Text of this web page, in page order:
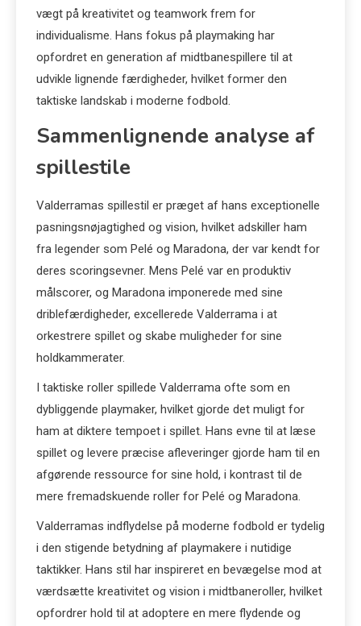
vægt på kreativitet og teamwork frem for
individualisme. Hans fokus på playmaking har
opfordret en generation af midtbanespillere til at
udvikle lignende færdigheder, hvilket former den
taktiske landskab i moderne fodbold.
Sammenlignende analyse af
spillestile
Valderramas spillestil er præget af hans exceptionelle
pasningsnøjagtighed og vision, hvilket adskiller ham
fra legender som Pelé og Maradona, der var kendt for
deres scoringsevner. Mens Pelé var en produktiv
målscorer, og Maradona imponerede med sine
driblefærdigheder, excellerede Valderrama i at
orkestrere spillet og skabe muligheder for sine
holdkammerater.
I taktiske roller spillede Valderrama ofte som en
dybliggende playmaker, hvilket gjorde det muligt for
ham at diktere tempoet i spillet. Hans evne til at læse
spillet og levere præcise afleveringer gjorde ham til en
afgørende ressource for sine hold, i kontrast til de
mere fremadskuende roller for Pelé og Maradona.
Valderramas indflydelse på moderne fodbold er tydelig
i den stigende betydning af playmakere i nutidige
taktikker. Hans stil har inspireret en bevægelse mod at
værdsætte kreativitet og vision i midtbaneroller, hvilket
opfordrer hold til at adoptere en mere flydende og